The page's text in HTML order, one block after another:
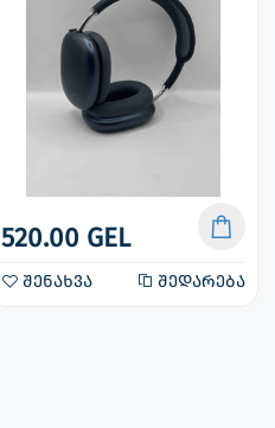
520.00 GEL
შენახვა შედარება